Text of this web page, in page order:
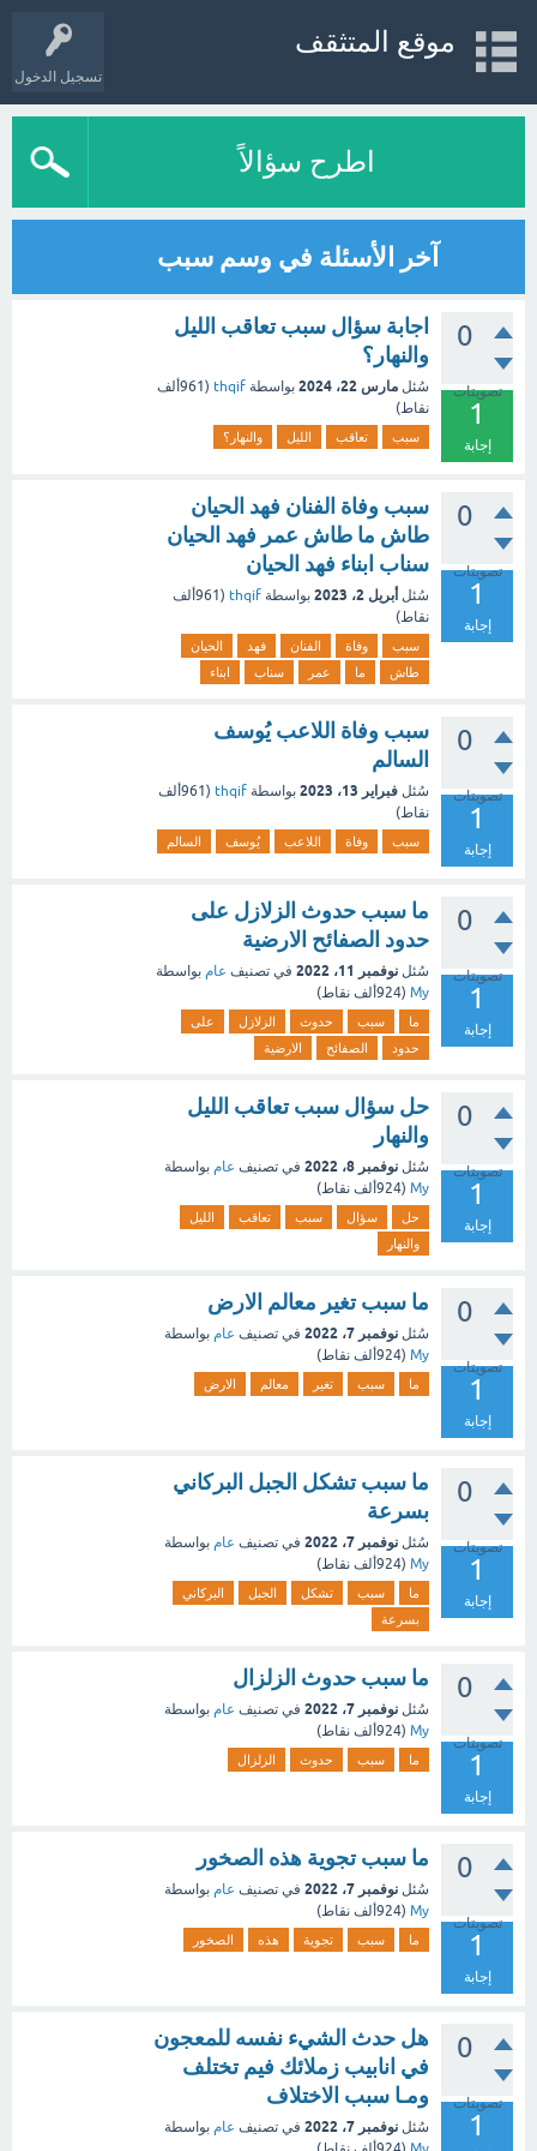
تسجيل الدخول
موقع المتثقف
اطرح سؤالاً
آخر الأسئلة في وسم سبب
0
تصويتات
1
إجابة
اجابة سؤال سبب تعاقب الليل
والنهار؟
سُئل مارس 22، 2024 بواسطة thqif
( 961ألف
نقاط)
سبب تعاقب الليل والنهار؟
0
تصويتات
1
إجابة
سبب وفاة الفنان فهد الحيان
طاش ما طاش عمر فهد الحيان
سناب ابناء فهد الحيان
سُئل أبريل 2، 2023 بواسطة thqif
( 961ألف
نقاط)
سبب وفاة الفنان فهد
الحيان
طاش
ما عمر سناب ابناء
0
تصويتات
1
إجابة
سبب وفاة اللاعب يُوسف
السالم
سُئل فبراير 13، 2023 بواسطة thqif
( 961ألف
نقاط)
سبب وفاة اللاعب يُوسف السالم
0
تصويتات
1
إجابة
ما سبب حدوث الزلازل على
حدود الصفائح الارضية
سُئل نوفمبر 11، 2022 في تصنيف عام بواسطة
My
(924ألف نقاط)
ما سبب حدوث الزلازل
على
حدود
الصفائح الارضية
0
تصويتات
1
إجابة
حل سؤال سبب تعاقب الليل
والنهار
سُئل نوفمبر 8، 2022 في تصنيف عام بواسطة
My
(924ألف نقاط)
حل سؤال سبب تعاقب
الليل
والنهار
0
تصويتات
1
إجابة
ما سبب تغير معالم الارض
سُئل نوفمبر 7، 2022 في تصنيف عام بواسطة
My
(924ألف نقاط)
ما سبب تغير معالم الارض
0
تصويتات
1
إجابة
ما سبب تشكل الجبل البركاني
بسرعة
سُئل نوفمبر 7، 2022 في تصنيف عام بواسطة
My
(924ألف نقاط)
ما سبب تشكل الجبل
البركاني
بسرعة
0
تصويتات
1
إجابة
ما سبب حدوث الزلزال
سُئل نوفمبر 7، 2022 في تصنيف عام بواسطة
My
(924ألف نقاط)
ما سبب حدوث الزلزال
0
تصويتات
1
إجابة
ما سبب تجوية هذه الصخور
سُئل نوفمبر 7، 2022 في تصنيف عام بواسطة
My
(924ألف نقاط)
ما سبب تجوية هذه الصخور
0
تصويتات
1
هل حدث الشيء نفسه للمعجون
في انابيب زملائك فيم تختلف
ومـا سبب الاختلاف
سُئل نوفمبر 7، 2022 في تصنيف عام بواسطة